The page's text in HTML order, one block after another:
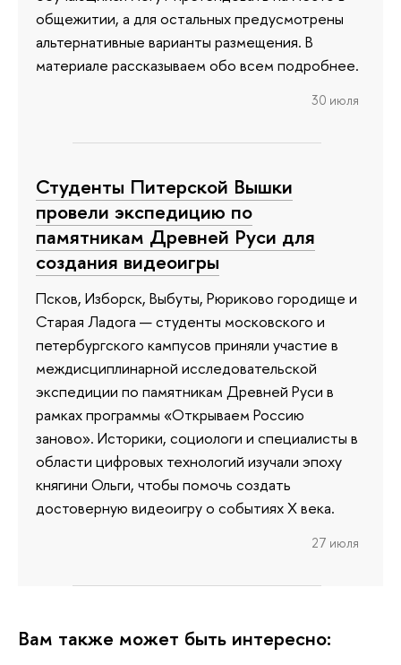
общежитии, а для остальных предусмотрены
альтернативные варианты размещения. В
материале рассказываем обо всем подробнее.
30 июля
Студенты Питерской Вышки
провели экспедицию по
памятникам Древней Руси для
создания видеоигры
Псков, Изборск, Выбуты, Рюриково городище и
Старая Ладога — студенты московского и
петербургского кампусов приняли участие в
междисциплинарной исследовательской
экспедиции по памятникам Древней Руси в
рамках программы «Открываем Россию
заново». Историки, социологи и специалисты в
области цифровых технологий изучали эпоху
княгини Ольги, чтобы помочь создать
достоверную видеоигру о событиях X века.
27 июля
Вам также может быть интересно: